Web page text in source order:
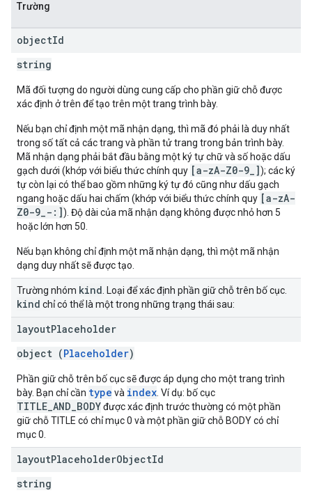
Trường
objectId
string
Mã đối tượng do người dùng cung cấp cho phần giữ chỗ được
xác định ở trên để tạo trên một trang trình bày.
Nếu bạn chỉ định một mã nhận dạng, thì mã đó phải là duy nhất
trong số tất cả các trang và phần tử trang trong bản trình bày.
Mã nhận dạng phải bắt đầu bằng một ký tự chữ và số hoặc dấu
gạch dưới (khớp với biểu thức chính quy [a-zA-Z0-9_]); các ký
tự còn lại có thể bao gồm những ký tự đó cũng như dấu gạch
ngang hoặc dấu hai chấm (khớp với biểu thức chính quy [a-zA-
Z0-9_-:]). Độ dài của mã nhận dạng không được nhỏ hơn 5
hoặc lớn hơn 50.
Nếu bạn không chỉ định một mã nhận dạng, thì một mã nhận
dạng duy nhất sẽ được tạo.
Trường nhóm kind . Loại để xác định phần giữ chỗ trên bố cục.
kind chỉ có thể là một trong những trạng thái sau:
layoutPlaceholder
object (Placeholder)
Phần giữ chỗ trên bố cục sẽ được áp dụng cho một trang trình
bày. Bạn chỉ cần type và index . Ví dụ: bố cục
TITLE_AND_BODYđược xác định trước thường có một phần
giữ chỗ TITLE có chỉ mục 0 và một phần giữ chỗ BODY có chỉ
mục 0.
layoutPlaceholderObjectId
string